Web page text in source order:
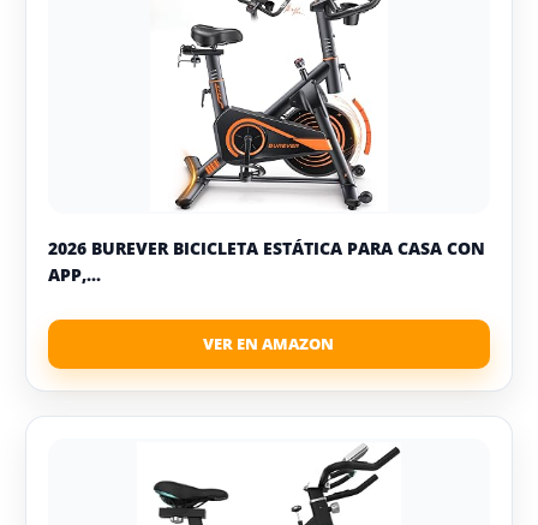
2026 BUREVER BICICLETA ESTÁTICA PARA CASA CON
APP,...